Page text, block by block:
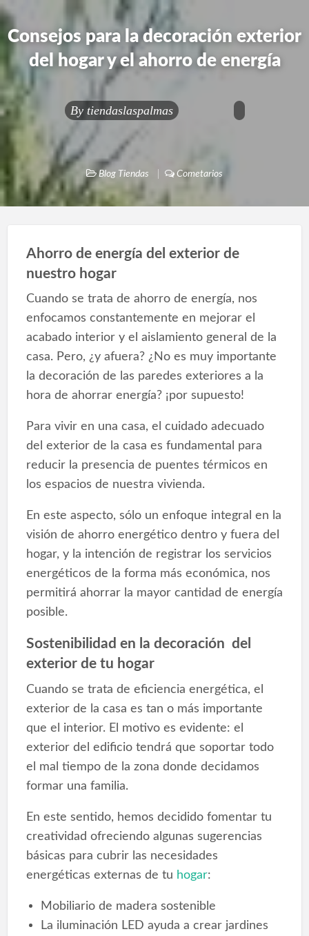
Consejos para la decoración exterior
del hogar y el ahorro de energía
By tiendaslaspalmas
Blog Tiendas Cometarios
Ahorro de energía del exterior de
nuestro hogar
Cuando se trata de ahorro de energía, nos
enfocamos constantemente en mejorar el
acabado interior y el aislamiento general de la
casa. Pero, ¿y afuera? ¿No es muy importante
la decoración de las paredes exteriores a la
hora de ahorrar energía? ¡por supuesto!
Para vivir en una casa, el cuidado adecuado
del exterior de la casa es fundamental para
reducir la presencia de puentes térmicos en
los espacios de nuestra vivienda.
En este aspecto, sólo un enfoque integral en la
visión de ahorro energético dentro y fuera del
hogar, y la intención de registrar los servicios
energéticos de la forma más económica, nos
permitirá ahorrar la mayor cantidad de energía
posible.
Sostenibilidad en la decoración del
exterior de tu hogar
Cuando se trata de eficiencia energética, el
exterior de la casa es tan o más importante
que el interior. El motivo es evidente: el
exterior del edificio tendrá que soportar todo
el mal tiempo de la zona donde decidamos
formar una familia.
En este sentido, hemos decidido fomentar tu
creatividad ofreciendo algunas sugerencias
básicas para cubrir las necesidades
energéticas externas de tu hogar:
Mobiliario de madera sostenible
La iluminación LED ayuda a crear jardines